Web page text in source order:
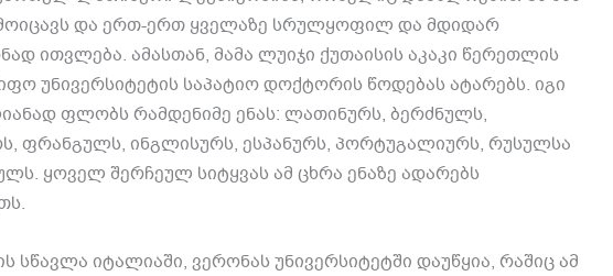
მოიცავს და ერთ-ერთ ყველაზე სრულყოფილ და მდიდარ
ითვლება. ამასთან, მამა ლუიჯი ქუთაისის აკაკი წერეთლის
უნივერსიტეტის საპატიო დოქტორის წოდებას ატარებს. იგი
ფლობს რამდენიმე ენას: ლათინურს, ბერძნულს,
ფრანგულს, ინგლისურს, ესპანურს, პორტუგალიურს, რუსულსა
ყოველ შერჩეულ სიტყვას ამ ცხრა ენაზე ადარებს
სწავლა იტალიაში, ვერონას უნივერსიტეტში დაუწყია, რაშიც ამ